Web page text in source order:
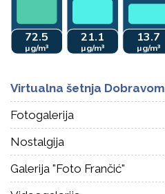
Virtualna šetnja Dobravom
Fotogalerija
Nostalgija
Galerija "Foto Frančić"